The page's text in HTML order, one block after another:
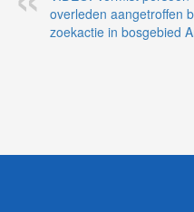
overleden aangetroffen
zoekactie in bosgebied